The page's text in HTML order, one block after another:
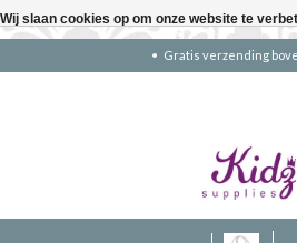
Gratis verzending
Wij slaan cookies op om onze website te